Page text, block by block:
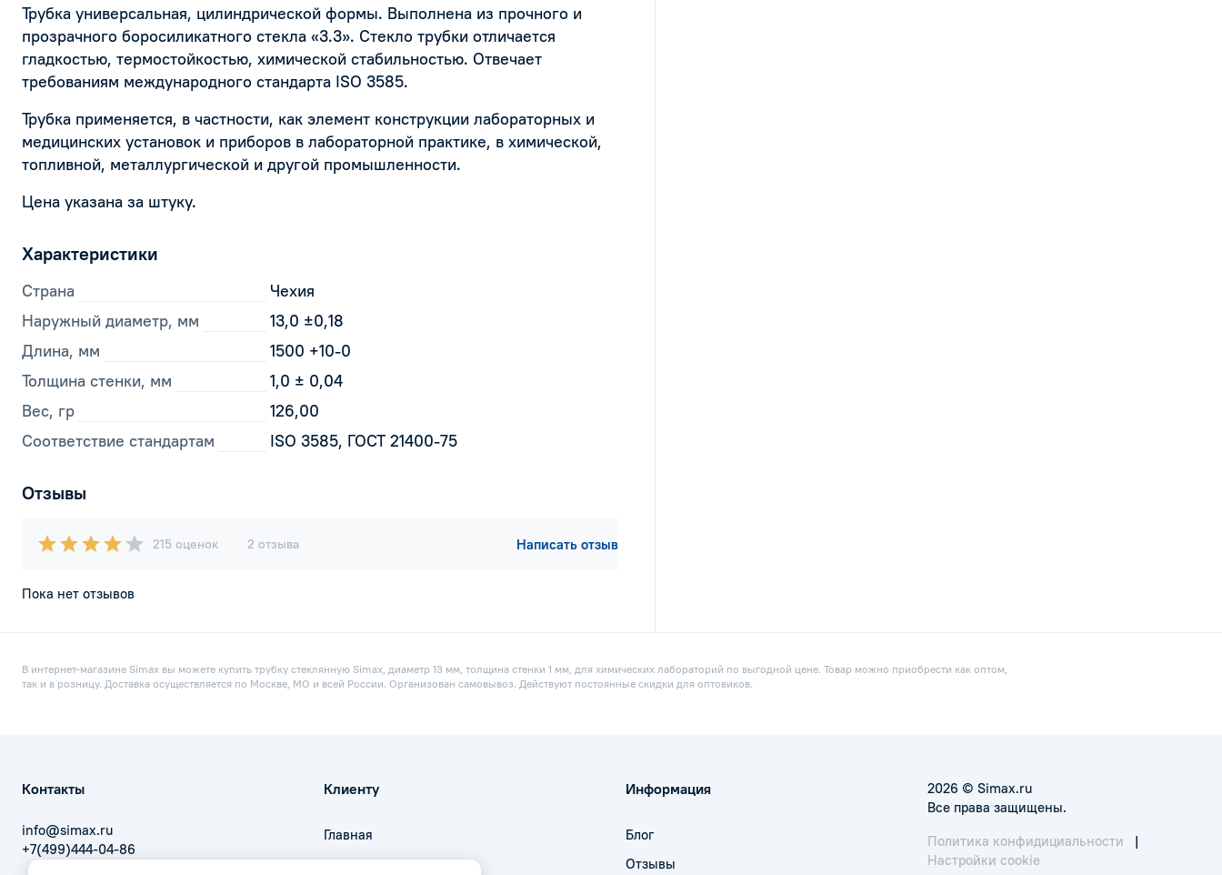
Трубка универсальная, цилиндрической формы. Выполнена из прочного и
прозрачного боросиликатного стекла «3.3». Стекло трубки отличается
гладкостью, термостойкостью, химической стабильностью. Отвечает
требованиям международного стандарта ISO 3585.
Трубка применяется, в частности, как элемент конструкции лабораторных и
медицинских установок и приборов в лабораторной практике, в химической,
топливной, металлургической и другой промышленности.
Цена указана за штуку.
Характеристики
Страна
Чехия
Наружный диаметр, мм
13,0 ±0,18
Длина, мм
1500 +10-0
Толщина стенки, мм
1,0 ± 0,04
Вес, гр
126,00
Соответствие стандартам
ISO 3585, ГОСТ 21400-75
Отзывы
215 оценок 2 отзыва Написать отзыв
Пока нет отзывов
В интернет-магазине Simax вы можете купить трубку стеклянную Simax, диаметр 13 мм, толщина стенки 1 мм, для химических лабораторий по выгодной цене. Товар можно приобрести как оптом,
так и в розницу. Доставка осуществляется по Москве, МО и всей России. Организован самовывоз. Действуют постоянные скидки для оптовиков.
Контакты
info@simax.ru
+7(499)444-04-86
Клиенту
Главная
Оплата
Информация
Блог
Отзывы
2026 © Simax.ru
Все права защищены.
Политика конфидициальности
|
Настройки cookie